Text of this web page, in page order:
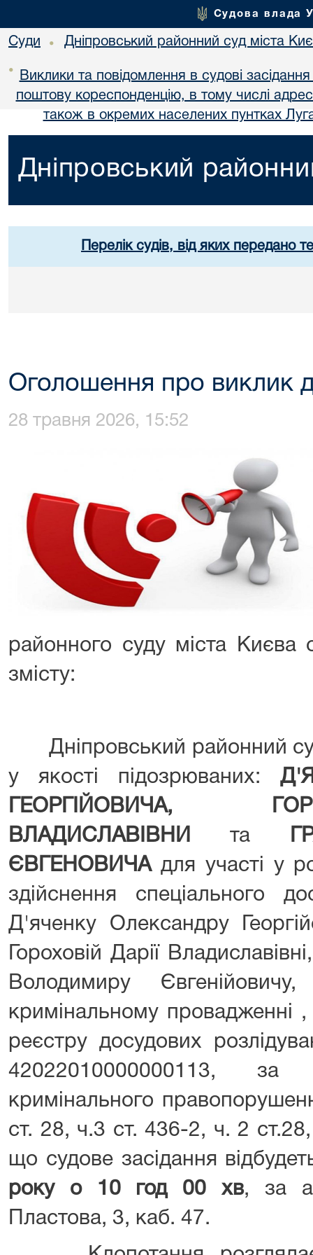
Судова влада
Суди • Дніпровський районний суд міста
•
Виклики та повідомлення в судові
поштову кореспонденцію, в тому числі
також в окремих населених пунтках
Дніпровський
Перелік судів, від яких передано
Оголошення про виклик
28 травня 2026, 15:52
районного суду міста Києва
змісту:
Дніпровський районний
у якості підозрюваних:
ГЕОРГІЙОВИЧА,
ВЛАДИСЛАВІВНИта
ЄВГЕНОВИЧАдля участі у
здійснення спеціального
Д'яченку Олександру
Гороховій Дарії
Володимиру
кримінальному провадженні
реєстру досудових
42022010000000113, за
кримінального
ст. 28, ч.3 ст. 436-2, ч. 2
що судове засідання
року о 10 год 00 хв, за
Пластова, 3, каб. 47.